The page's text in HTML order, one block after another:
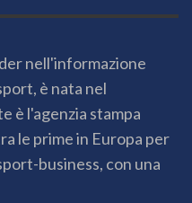
nell'informazione
è nata nel
è l'agenzia stampa
le prime in Europa per
business, con una